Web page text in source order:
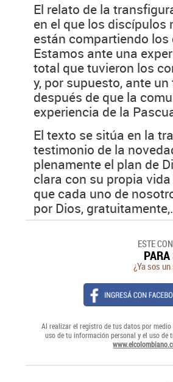
El relato de la
en el que los discípulos
están compartiendo
Estamos ante una
total que tuvieron los
y, por supuesto, ante
después de que la
experiencia de la
El texto se sitúa en la
testimonio de la
plenamente el plan de
clara con su propia
que cada uno de
por Dios,
ESTE
¿Ya sos
Al realizar el registro de tus datos por medio
uso de tu información personal y el uso de